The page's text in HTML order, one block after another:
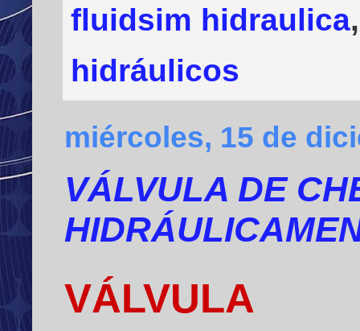
fluidsim hidraulica
hidráulicos
miércoles, 15 de
VÁLVULA DE